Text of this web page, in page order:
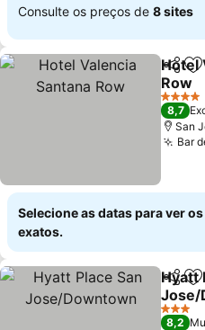
Consulte os preços de 8 sites
Hotel
Row
Ver
4 Estrelas
8,7
San
Bar
Selecione as datas para ver
exatos.
Hyatt
Jose/
Ver
3 Estrelas
8,2